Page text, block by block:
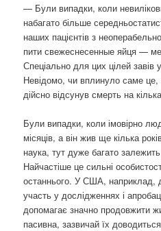
— Були випадки, коли
набагато більше
наших пацієнтів з
пити свежеснесенные яйця —
Спеціально для цих цілей завів
Невідомо, чи вплинуло саме це,
дійсно відсунув смерть на
Були випадки, коли імовірно
місяців, а він жив ще кілька
наука, тут дуже багато
Найчастіше це сильні
останнього. У США, наприклад,
участь у дослідженнях і
допомагає значно продовжити
пасивна, зазвичай їх